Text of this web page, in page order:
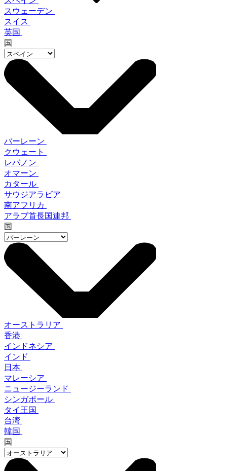
スウェーデン
スイス
英国
国
バーレーン
クウェート
レバノン
オマーン
カタール
サウジアラビア
南アフリカ
アラブ首長国連邦
国
オーストラリア
香港
インドネシア
インド
日本
マレーシア
ニュージーランド
シンガポール
タイ王国
台湾
韓国
国